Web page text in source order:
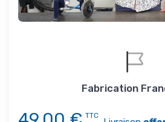
Fabrication
TTC